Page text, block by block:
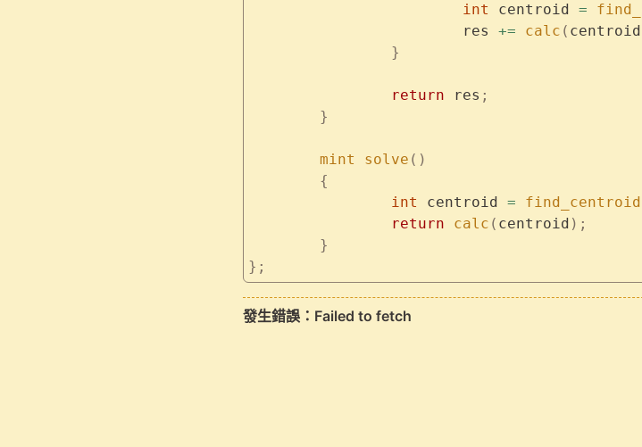
			int
centroid =
			res
+= calc ( centroid
		}
		return
res ;
	}
	mint
solve ()
	{
		int
centroid = find_centroid
		return
calc ( centroid );
	}
};